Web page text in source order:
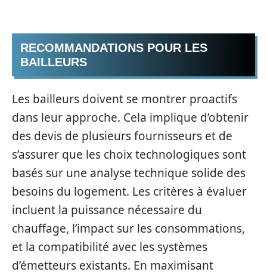
RECOMMANDATIONS POUR LES
BAILLEURS
Les bailleurs doivent se montrer proactifs
dans leur approche. Cela implique d’obtenir
des devis de plusieurs fournisseurs et de
s’assurer que les choix technologiques sont
basés sur une analyse technique solide des
besoins du logement. Les critères à évaluer
incluent la puissance nécessaire du
chauffage, l’impact sur les consommations,
et la compatibilité avec les systèmes
d’émetteurs existants. En maximisant